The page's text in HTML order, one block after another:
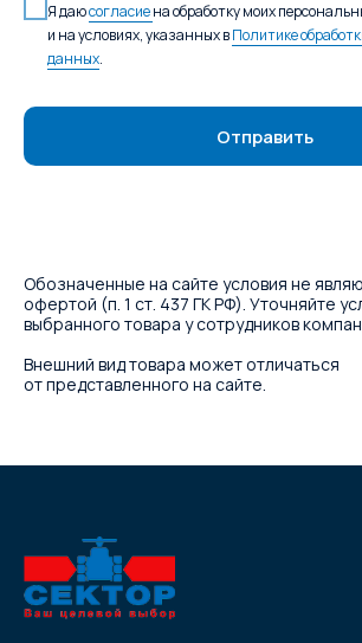
Я даюсогласиена обработку моих
и на условиях, указанных вПолитике
данных.
Отправить
Обозначенные на сайте условия не
офертой (п. 1 ст. 437 ГК РФ). Уточняйте
выбранного товара у сотрудников
Внешний вид товара может отличаться
от представленного на сайте.